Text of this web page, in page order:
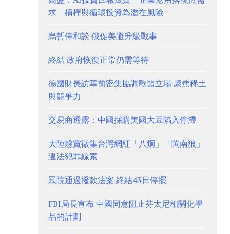
求 槓桿與循環投資為潛在風險
烏暫停和談 俄促美避升級戰事
終結 政府恢復正常仍需等待
德國財長訪華前密集協調歐盟立場 聚焦稀土
與競爭力
交易商透露：中國採購美國大豆陷入停滯
大陸懸賞徵集台灣網紅「八炯」「閩南狼」
違法犯罪線索
眾院通過撥款法案 終結43日停擺
FBI局長宣布 中國同意阻止芬太尼相關化學
品的計劃